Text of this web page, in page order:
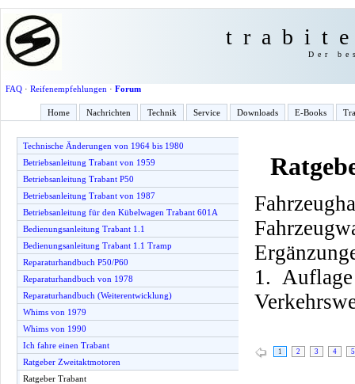
Der
FAQ· Reifenempfehlungen · Forum
Home Nachrichten Technik Service Downloads E-Books
Technische Änderungen von 1964 bis 1980
Betriebsanleitung Trabant von 1959
Betriebsanleitung Trabant P50
Betriebsanleitung Trabant von 1987
Betriebsanleitung für den Kübelwagen Trabant 601A
Bedienungsanleitung Trabant 1.1
Bedienungsanleitung Trabant 1.1 Tramp
Reparaturhandbuch P50/P60
Reparaturhandbuch von 1978
Reparaturhandbuch (Weiterentwicklung)
Whims von 1979
Whims von 1990
Ich fahre einen Trabant
Ratgeber Zweitaktmotoren
Ratgeber Trabant
1.
1 2 3 4 5